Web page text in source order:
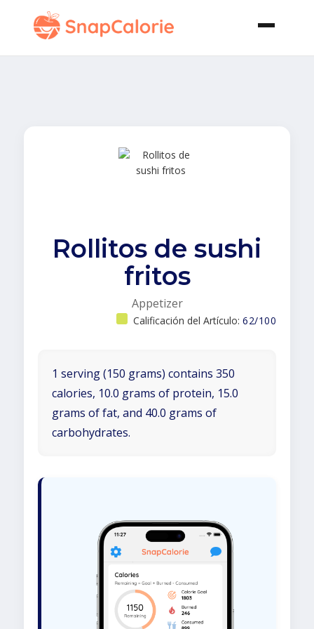
Rollitos de sushi
fritos
Appetizer
Calificación del Artículo: 62/100
1 serving (150 grams) contains 350
calories, 10.0 grams of protein, 15.0
grams of fat, and 40.0 grams of
carbohydrates.